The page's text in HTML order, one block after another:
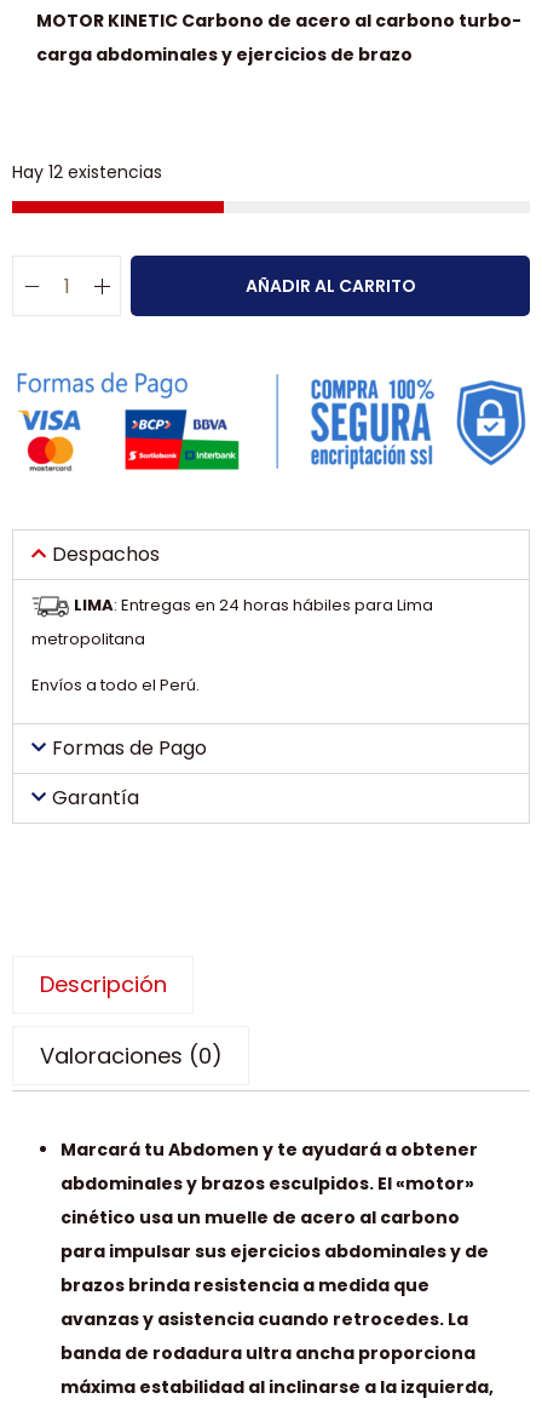
MOTOR KINETIC Carbono de acero al carbono turbo-
carga abdominales y ejercicios de brazo
Hay 12 existencias
AÑADIR AL CARRITO
Despachos
LIMA: Entregas en 24 horas hábiles para Lima
metropolitana
Envíos a todo el Perú.
Formas de Pago
Garantía
Descripción
Valoraciones (0)
Marcará tu Abdomen y te ayudará a obtener
abdominales y brazos esculpidos. El «motor»
cinético usa un muelle de acero al carbono
para impulsar sus ejercicios abdominales y de
brazos brinda resistencia a medida que
avanzas y asistencia cuando retrocedes. La
banda de rodadura ultra ancha proporciona
máxima estabilidad al inclinarse a la izquierda,